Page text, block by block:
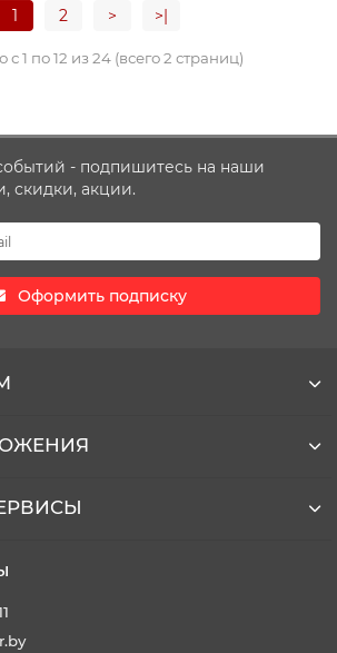
1 2 > >|
с 1 по 12 из 24 (всего 2 страниц)
- подпишитесь на наши
скидки, акции.
Оформить подписку